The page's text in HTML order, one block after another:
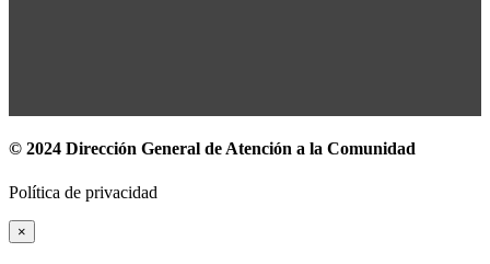
© 2024 Dirección General de Atención a la Comunidad
Política de privacidad
×